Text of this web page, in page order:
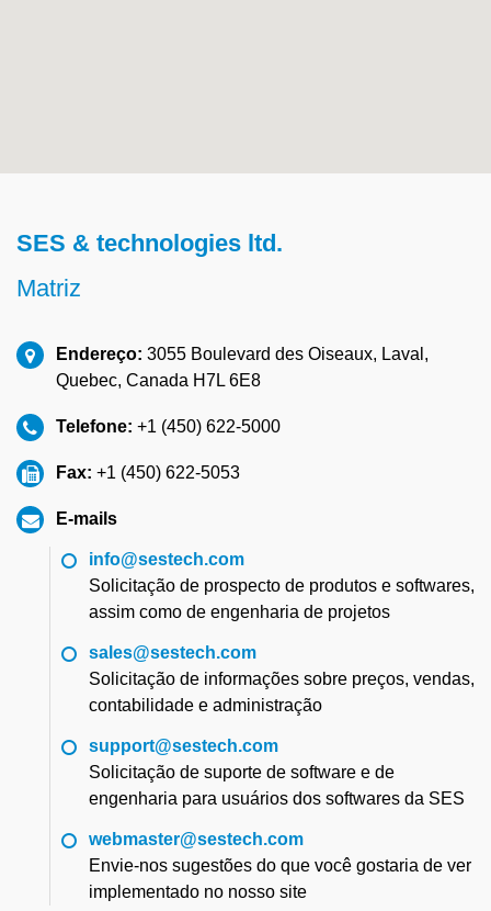
SES & technologies ltd.
Matriz
Endereço: 3055 Boulevard des Oiseaux, Laval,
Quebec, Canada H7L 6E8
Telefone: +1 (450) 622-5000
Fax: +1 (450) 622-5053
E-mails
info@sestech.com
Solicitação de prospecto de produtos e softwares,
assim como de engenharia de projetos
sales@sestech.com
Solicitação de informações sobre preços, vendas,
contabilidade e administração
support@sestech.com
Solicitação de suporte de software e de
engenharia para usuários dos softwares da SES
webmaster@sestech.com
Envie-nos sugestões do que você gostaria de ver
implementado no nosso site